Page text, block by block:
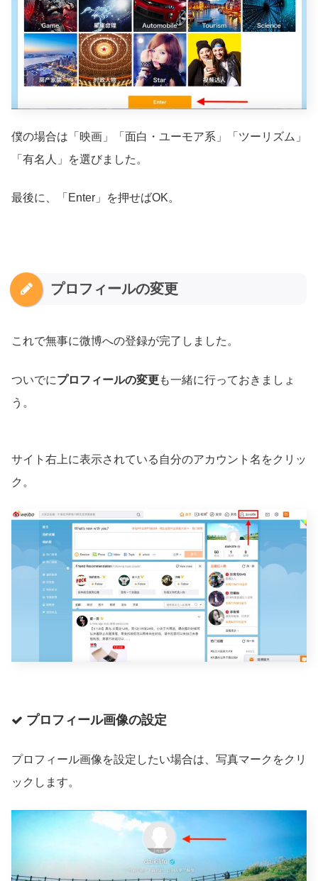
僕の場合は「映画」「面白・ユーモア系」「ツーリズム」
「有名人」を選びました。
最後に、「Enter」を押せばOK。
プロフィールの変更
これで無事に微博への登録が完了しました。
ついでにプロフィールの変更も一緒に行っておきましょ
う。
サイト右上に表示されている自分のアカウント名をクリッ
ク。
プロフィール画像の設定
プロフィール画像を設定したい場合は、写真マークをクリ
ックします。